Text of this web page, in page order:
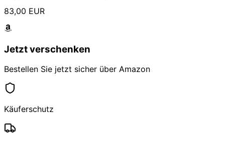
83,00 EUR
Jetzt verschenken
Bestellen Sie jetzt sicher über Amazon
Käuferschutz